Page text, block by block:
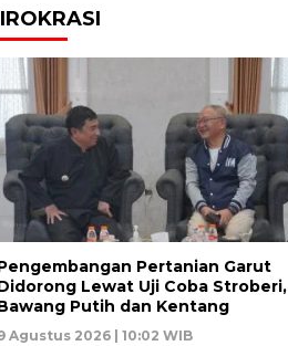
Pertanian Garut
Lewat Uji Coba Stroberi,
Putih dan Kentang
Agustus 2026 | 10:02 WIB